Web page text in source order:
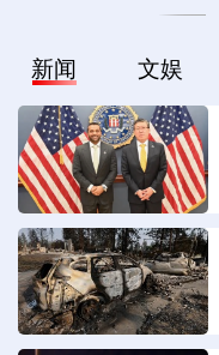
新闻 文娱